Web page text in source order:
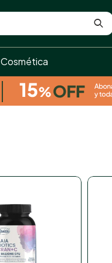
Cosmética